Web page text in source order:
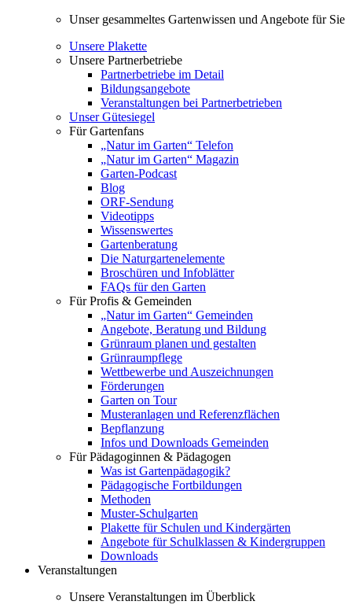
Unser gesammeltes Gartenwissen und Angebote für Sie
Unsere Plakette
Unsere Partnerbetriebe
Partnerbetriebe im Detail
Bildungsangebote
Veranstaltungen bei Partnerbetrieben
Unser Gütesiegel
Für Gartenfans
„Natur im Garten“ Telefon
„Natur im Garten“ Magazin
Garten-Podcast
Blog
ORF-Sendung
Videotipps
Wissenswertes
Gartenberatung
Die Naturgartenelemente
Broschüren und Infoblätter
FAQs für den Garten
Für Profis & Gemeinden
„Natur im Garten“ Gemeinden
Angebote, Beratung und Bildung
Grünraum planen und gestalten
Grünraumpflege
Wettbewerbe und Auszeichnungen
Förderungen
Garten on Tour
Musteranlagen und Referenzflächen
Bepflanzung
Infos und Downloads Gemeinden
Für Pädagoginnen & Pädagogen
Was ist Gartenpädagogik?
Pädagogische Fortbildungen
Methoden
Muster-Schulgarten
Plakette für Schulen und Kindergärten
Angebote für Schulklassen & Kindergruppen
Downloads
Veranstaltungen
Unsere Veranstaltungen im Überblick